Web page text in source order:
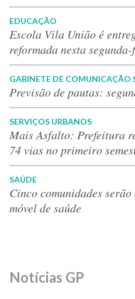
EDUCAÇÃO
Escola Vila União é
reformada nesta
GABINETE DE COMUNICAÇÃO
Previsão de pautas:
SERVIÇOS URBANOS
Mais Asfalto: Prefeitura
74 vias no primeiro
SAÚDE
Cinco comunidades
móvel de saúde
Notícias GP